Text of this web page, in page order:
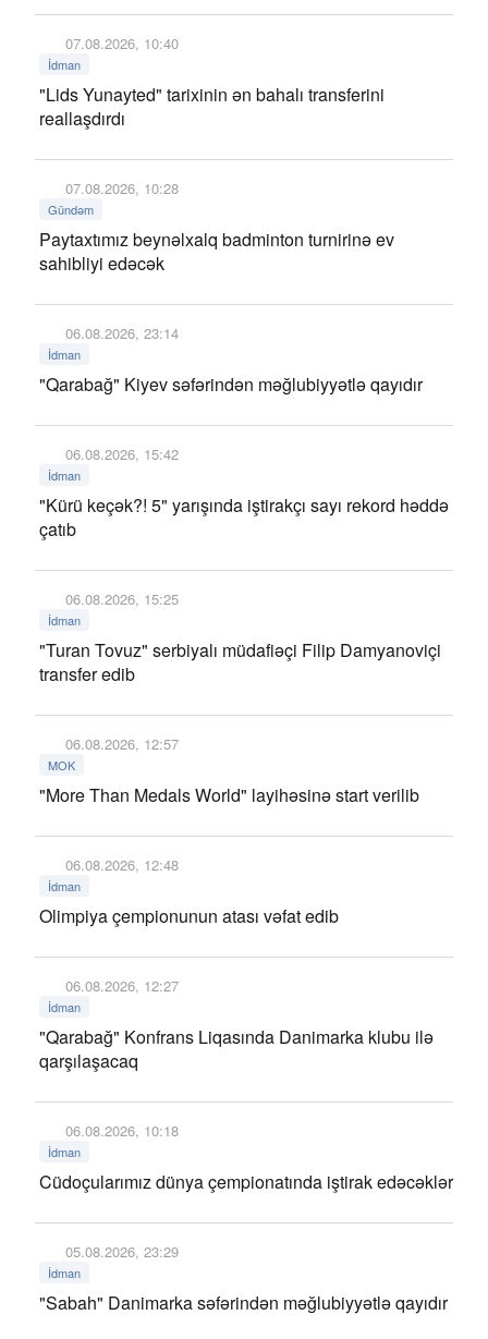
07.08.2026, 10:40
İdman
"Lids Yunayted" tarixinin ən bahalı transferini
reallaşdırdı
07.08.2026, 10:28
Gündəm
Paytaxtımız beynəlxalq badminton turnirinə ev
sahibliyi edəcək
06.08.2026, 23:14
İdman
"Qarabağ" Kiyev səfərindən məğlubiyyətlə qayıdır
06.08.2026, 15:42
İdman
"Kürü keçək?! 5" yarışında iştirakçı sayı rekord həddə
çatıb
06.08.2026, 15:25
İdman
"Turan Tovuz" serbiyalı müdafiəçi Filip Damyanoviçi
transfer edib
06.08.2026, 12:57
MOK
"More Than Medals World" layihəsinə start verilib
06.08.2026, 12:48
İdman
Olimpiya çempionunun atası vəfat edib
06.08.2026, 12:27
İdman
"Qarabağ" Konfrans Liqasında Danimarka klubu ilə
qarşılaşacaq
06.08.2026, 10:18
İdman
Cüdoçularımız dünya çempionatında iştirak edəcəklər
05.08.2026, 23:29
İdman
"Sabah" Danimarka səfərindən məğlubiyyətlə qayıdır